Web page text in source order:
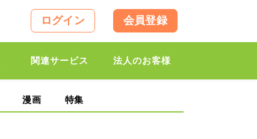
ログイン 会員登録
関連サービス 法人のお客様
漫画 特集